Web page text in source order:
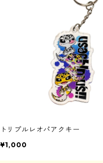
トリプルレオパアクキー
¥1,000